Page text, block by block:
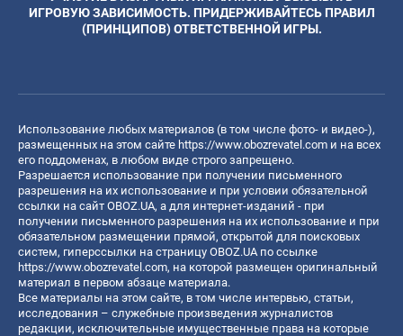
ИГРОВУЮ ЗАВИСИМОСТЬ. ПРИДЕРЖИВАЙТЕСЬ ПРАВИЛ
(ПРИНЦИПОВ) ОТВЕТСТВЕННОЙ ИГРЫ.
Использование любых материалов (в том числе фото- и видео-),
размещенных на этом сайте https://www.obozrevatel.com и на всех
его поддоменах, в любом виде строго запрещено.
Разрешается использование при получении письменного
разрешения на их использование и при условии обязательной
ссылки на сайт OBOZ.UA, а для интернет-изданий - при
получении письменного разрешения на их использование и при
обязательном размещении прямой, открытой для поисковых
систем, гиперссылки на страницу OBOZ.UA по ссылке
https://www.obozrevatel.com, на которой размещен оригинальный
материал в первом абзаце материала.
Все материалы на этом сайте, в том числе интервью, статьи,
исследования – служебные произведения журналистов
редакции, исключительные имущественные права на которые